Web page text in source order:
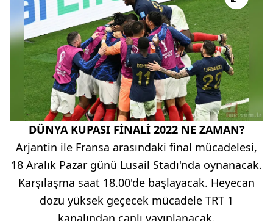
DÜNYA KUPASI FİNALİ 2022 NE ZAMAN?
Arjantin ile Fransa arasındaki final mücadelesi,
18 Aralık Pazar günü Lusail Stadı'nda oynanacak.
Karşılaşma saat 18.00'de başlayacak. Heyecan
dozu yüksek geçecek mücadele TRT 1
kanalından canlı yayınlanacak.